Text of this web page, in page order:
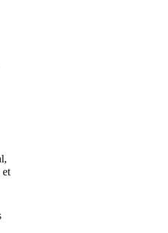
et